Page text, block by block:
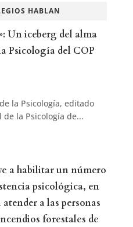
HABLAN
Un iceberg del alma
Psicología del COP
la Psicología, editado
la Psicología de...
a habilitar un número
psicológica, en
a las personas
forestales de